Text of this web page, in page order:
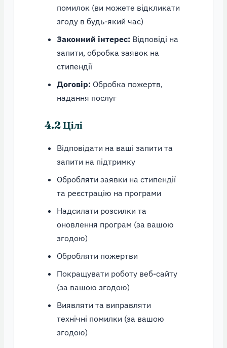
помилок (ви можете відкликати
згоду в будь-який час)
Законний інтерес: Відповіді на
запити, обробка заявок на
стипендії
Договір: Обробка пожертв,
надання послуг
4.2 Цілі
Відповідати на ваші запити та
запити на підтримку
Обробляти заявки на стипендії
та реєстрацію на програми
Надсилати розсилки та
оновлення програм (за вашою
згодою)
Обробляти пожертви
Покращувати роботу веб-сайту
(за вашою згодою)
Виявляти та виправляти
технічні помилки (за вашою
згодою)